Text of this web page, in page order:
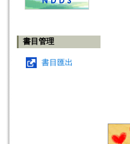
書目管理
書目匯出